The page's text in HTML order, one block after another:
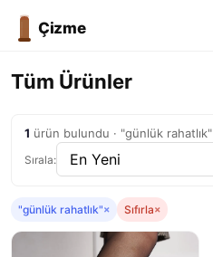
Çizme
Tüm Ürünler
1 ürün bulundu · "günlük rahatlık"
Sırala:
"günlük rahatlık"× Sıfırla×